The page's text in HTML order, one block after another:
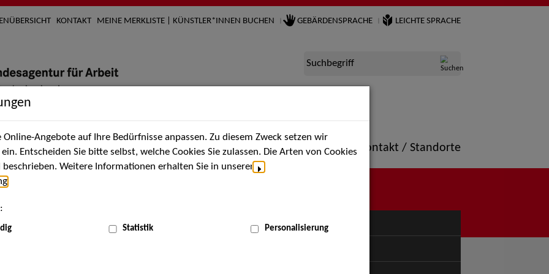
KONTAKT MEINE MERKLISTE | KÜNSTLER*INNEN BUCHEN GEBÄRDENSPRACHE LEICHTE SPRACHE
Suchbegriff
Künstler*innen Über uns Aktuelles Termine Portfolio Kontakt / Standorte
MENÜ
Angebote auf Ihre Bedürfnisse anpassen. Zu diesem Zweck setzen wir
Entscheiden Sie bitte selbst, welche Cookies Sie zulassen. Die Arten von Cookies
Weitere Informationen erhalten Sie in unserer
Statistik Personalisierung